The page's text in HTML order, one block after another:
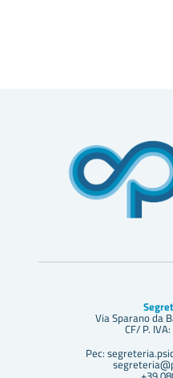
Via Sparano da
CF/ P.
Pec: